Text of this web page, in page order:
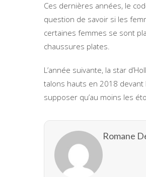
Ces dernières années, le
question de savoir si les
certaines femmes se sont
chaussures plates.
L’année suivante, la star
talons hauts en 2018
supposer qu’au moins les
Romane